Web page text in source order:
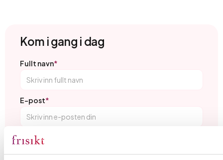
Kom i gang i dag
Fullt navn*
E-post*
Telefon